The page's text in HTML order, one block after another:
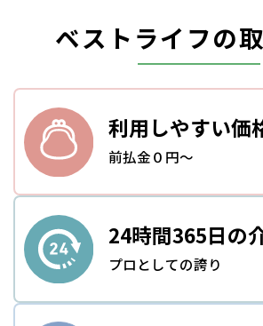
ベストライフの
利用しやすい価
前払金０円～
24時間365日の
プロとしての誇り